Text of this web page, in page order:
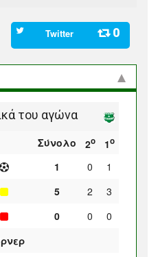
Twitter 0
του αγώνα
Σύνολο 2ο 1ο
1 0
1
5 2
3
0 0
0